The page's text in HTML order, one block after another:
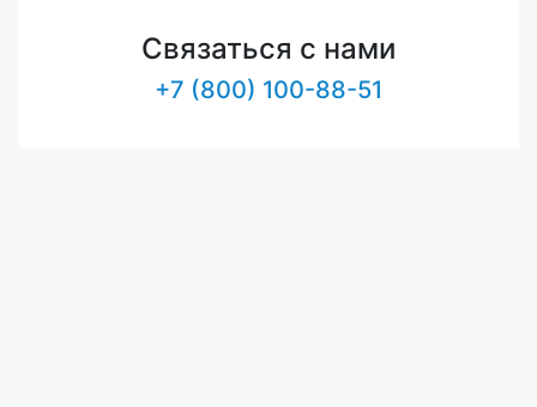
Связаться с нами
+7 (800) 100-88-51